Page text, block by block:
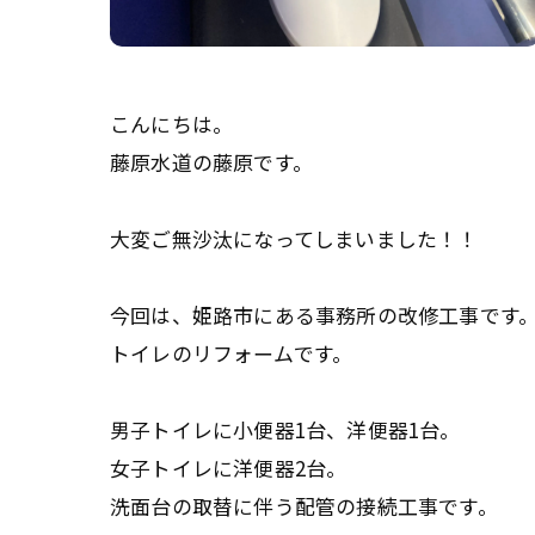
こんにちは。
藤原水道の藤原です。
大変ご無沙汰になってしまいました！！
今回は、姫路市にある事務所の改修工事です
トイレのリフォームです。
男子トイレに小便器1台、洋便器1台。
女子トイレに洋便器2台。
洗面台の取替に伴う配管の接続工事です。